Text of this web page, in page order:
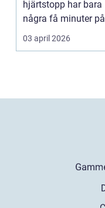
hjärtstopp har bara
några få minuter på
sig. För varje minut
utan...
03 april 2026